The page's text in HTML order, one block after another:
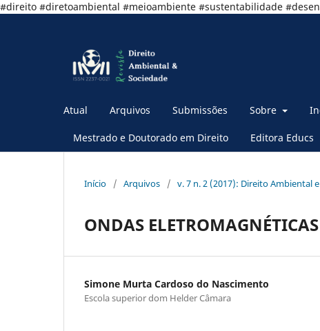
#direito #diretoambiental #meioambiente #sustentabilidade
Atual Arquivos Submissões Sobre
Mestrado e Doutorado em Direito Editora Educs
Início / Arquivos / v. 7 n. 2 (2017): Direito Ambiental
ONDAS
Simone Murta Cardoso do Nascimento
Escola superior dom Helder Câmara